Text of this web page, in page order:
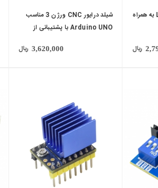
ماژول درایور موتور L9110 به همراه
ریال
شیلد درایور CNC ورژن 3 مناسب
Arduino UNO با پشتیبانی از
3,620,000 ریال